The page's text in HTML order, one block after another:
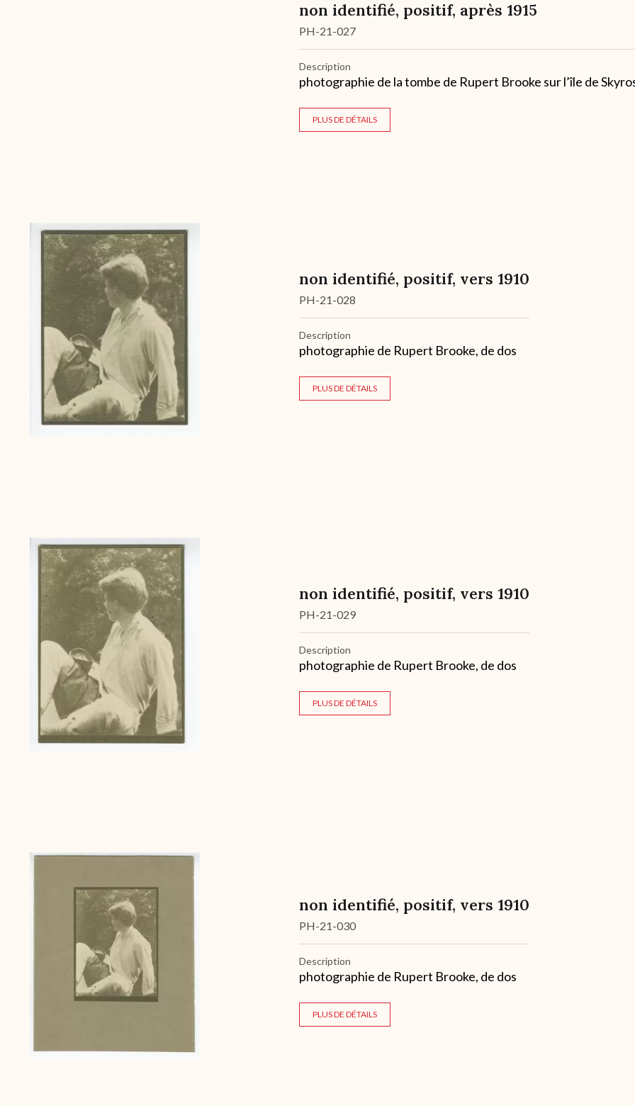
non identifié, positif, après 1915
PH-21-027
Description
photographie de la tombe de Rupert Brooke sur l’île de
PLUS DE DÉTAILS
Archive
non identifié, positif, vers 1910
PH-21-028
Description
photographie de Rupert Brooke, de dos
PLUS DE DÉTAILS
Archive
non identifié, positif, vers 1910
PH-21-029
Description
photographie de Rupert Brooke, de dos
PLUS DE DÉTAILS
Archive
non identifié, positif, vers 1910
PH-21-030
Description
photographie de Rupert Brooke, de dos
PLUS DE DÉTAILS